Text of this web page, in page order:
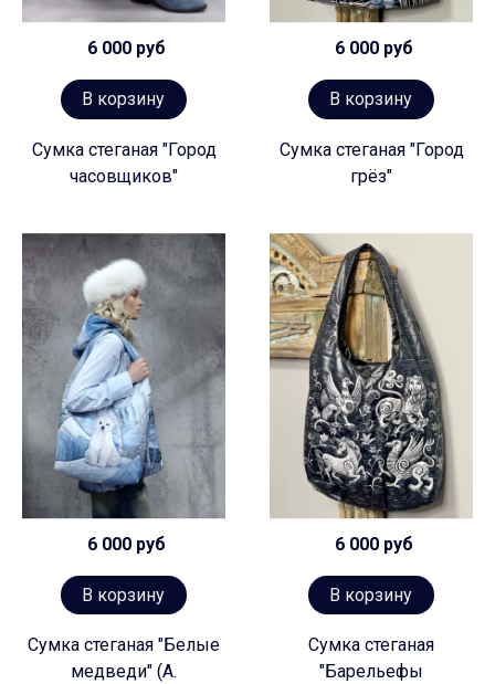
6 000 руб
В корзину
Сумка стеганая "Город
часовщиков"
6 000 руб
В корзину
Сумка стеганая "Город
грёз"
6 000 руб
В корзину
Сумка стеганая "Белые
медведи" (А.
6 000 руб
В корзину
Сумка стеганая
"Барельефы